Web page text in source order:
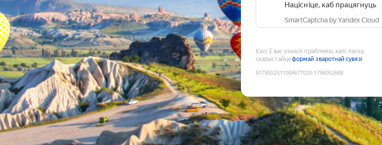
Націсніце, каб працягнуць
SmartCaptcha by Yandex Cloud
Калі ў вас узніклі праблемы, калі ласка,
скарыстайцеформай зваротнай сувязі
9179502511084677020:1786052688